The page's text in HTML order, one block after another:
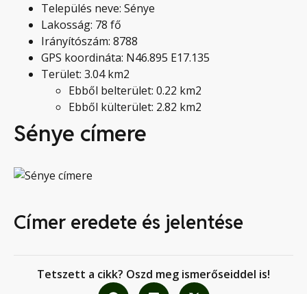
Település neve: Sénye
Lakosság: 78 fő
Irányítószám: 8788
GPS koordináta: N46.895 E17.135
Terület: 3.04 km2
Ebből belterület: 0.22 km2
Ebből külterület: 2.82 km2
Sénye címere
Címer eredete és jelentése
Tetszett a cikk? Oszd meg ismerőseiddel is!